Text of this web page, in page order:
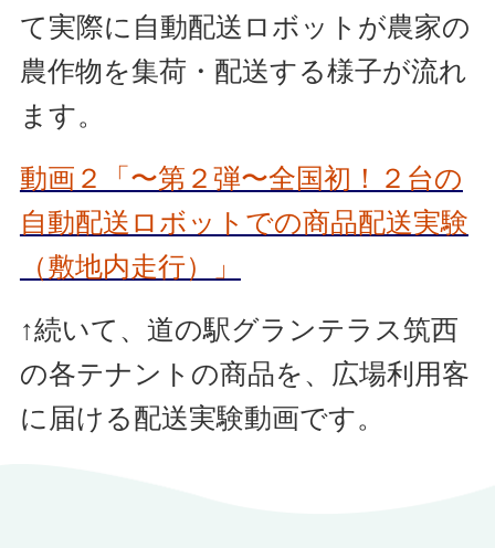
て実際に自動配送ロボットが農家の
農作物を集荷・配送する様子が流れ
ます。
動画２「〜第２弾〜全国初！２台の
自動配送ロボットでの商品配送実験
（敷地内走行）」
↑続いて、道の駅グランテラス筑西
の各テナントの商品を、広場利用客
に届ける配送実験動画です。